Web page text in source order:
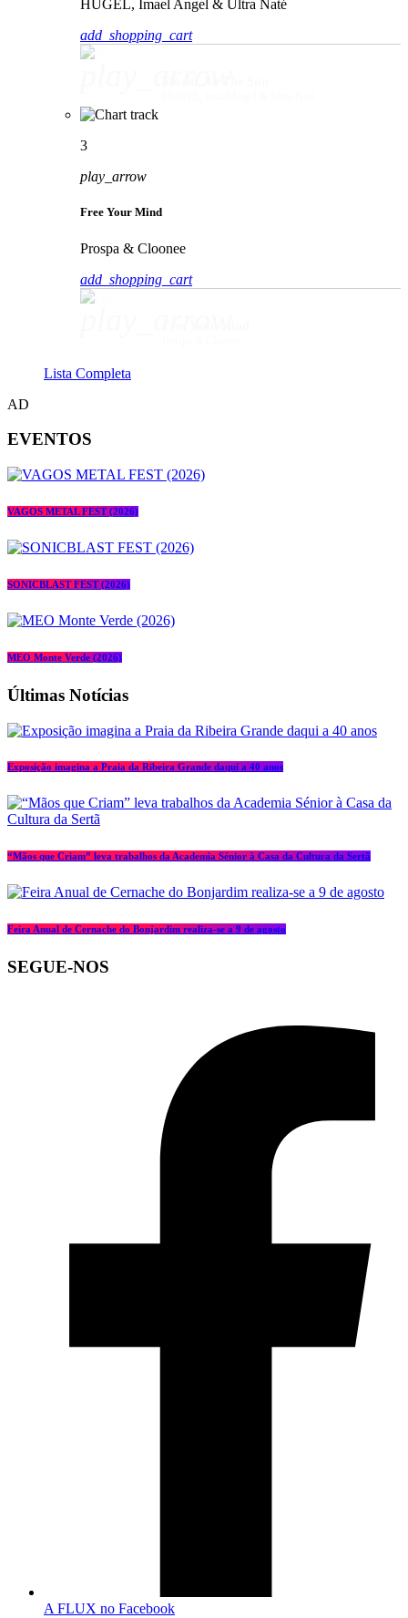
HUGEL, Imael Angel & Ultra Naté
add_shopping_cart
3
play_arrow
Free Your Mind
Prospa & Cloonee
add_shopping_cart
Lista Completa
AD
EVENTOS
VAGOS METAL FEST (2026)
SONICBLAST FEST (2026)
MEO Monte Verde (2026)
Últimas Notícias
Exposição imagina a Praia da Ribeira Grande daqui a 40 anos
“Mãos que Criam” leva trabalhos da Academia Sénior à Casa da Cultura da Sertã
Feira Anual de Cernache do Bonjardim realiza-se a 9 de agosto
SEGUE-NOS
A FLUX no Facebook